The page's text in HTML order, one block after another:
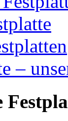
–